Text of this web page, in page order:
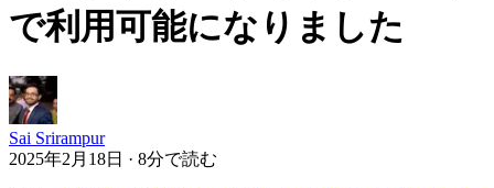
で利用可能になりました
Sai Srirampur
2025年2月18日 · 8分で読む